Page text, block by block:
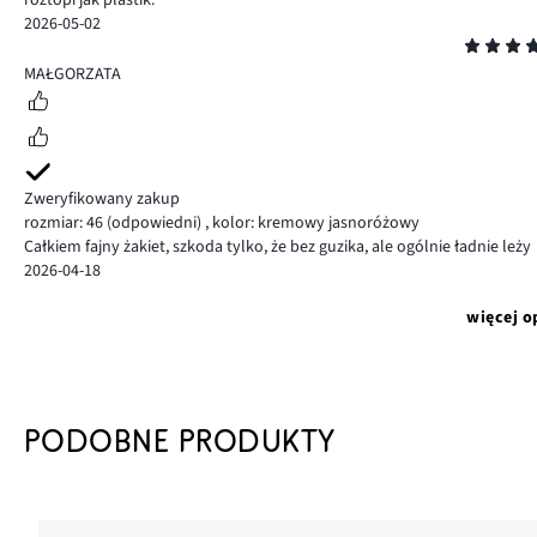
2026-05-02
5
MAŁGORZATA
Zweryfikowany zakup
rozmiar: 46 (odpowiedni) , kolor: kremowy jasnoróżowy
Całkiem fajny żakiet, szkoda tylko, że bez guzika, ale ogólnie ładnie leży
2026-04-18
więcej
PODOBNE PRODUKTY